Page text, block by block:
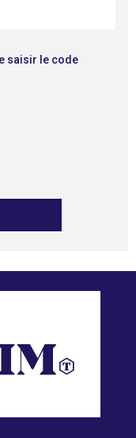
saisir le code